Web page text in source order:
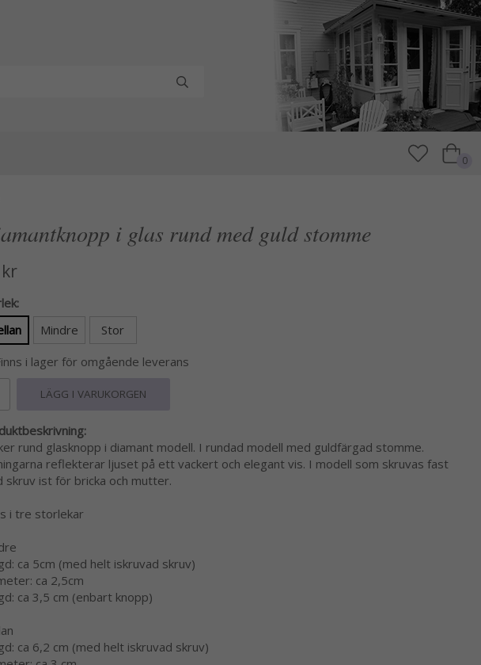
0
i glas rund med guld stomme
Mindre Stor
i lager för omgående leverans
LÄGG I VARUKORGEN
rund glasknopp i diamant modell. I rundad modell med guldfärgad stomme.
reflekterar ljuset på ett vackert och elegant vis. I modell som skruvas fast
skruv ist för bricka och mutter.
i tre storlekar
ca 5cm (med helt iskruvad skruv)
ca 2,5cm
ca 3,5 cm (enbart knopp)
ca 6,2 cm (med helt iskruvad skruv)